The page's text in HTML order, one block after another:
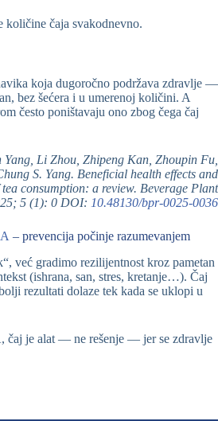
količine čaja svakodnevno.
koja dugoročno podržava zdravlje —
bez šećera i u umerenoj količini. A
često poništavaju ono zbog čega čaj
Li Zhou, Zhipeng Kan, Zhoupin Fu,
S. Yang. Beneficial health effects and
consumption: a review. Beverage Plant
5 (1): 0 DOI: 10.48130/bpr-0025-0036
– prevencija počinje razumevanjem
već gradimo rezilijentnost kroz pametan
(ishrana, san, stres, kretanje…). Čaj
rezultati dolaze tek kada se uklopi u
je alat — ne rešenje — jer se zdravlje